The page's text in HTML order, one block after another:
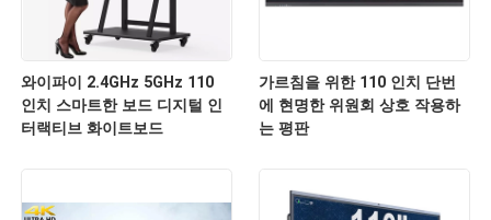
와이파이 2.4GHz 5GHz 110
인치 스마트한 보드 디지털 인
터랙티브 화이트보드
가르침을 위한 110 인치 단번
에 현명한 위원회 상호 작용하
는 평판